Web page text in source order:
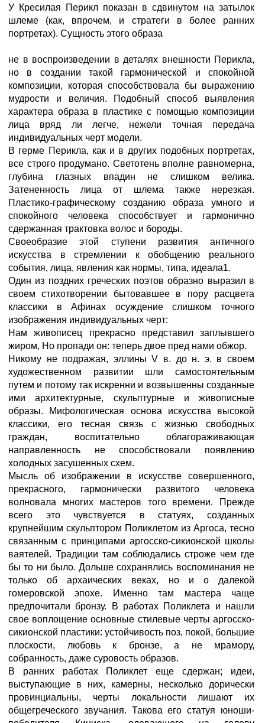
У Кресилая Перикл показан в сдвинутом на затылок
шлеме (как, впрочем, и стратеги в более ранних
портретах). Сущность этого образа
не в воспроизведении в деталях внешности Перикла,
но в создании такой гармонической и спокойной
композиции, которая способствовала бы выражению
мудрости и величия. Подобный способ выявления
характера образа в пластике с помощью композиции
лица вряд ли легче, нежели точная передача
индивидуальных черт модели.
В герме Перикла, как и в других подобных портретах,
все строго продумано. Светотень вполне равномерна,
глубина глазных впадин не слишком велика.
Затененность лица от шлема также нерезкая.
Пластико-графическому созданию образа умного и
спокойного человека способствует и гармонично
сдержанная трактовка волос и бороды.
Своеобразие этой ступени развития античного
искусства в стремлении к обобщению реального
события, лица, явления как нормы, типа, идеала1.
Один из поздних греческих поэтов образно выразил в
своем стихотворении бытовавшее в пору расцвета
классики в Афинах осуждение слишком точного
изображения индивидуальных черт:
Нам живописец прекрасно представил заплывшего
жиром, Но пропади он: теперь двое пред нами обжор.
Никому не подражая, эллины V в. до н. э. в своем
художественном развитии шли самостоятельным
путем и потому так искренни и возвышенны созданные
ими архитектурные, скульптурные и живописные
образы. Мифологическая основа искусства высокой
классики, его тесная связь с жизнью свободных
граждан, воспитательно облагораживающая
направленность не способствовали появлению
холодных засушенных схем.
Мысль об изображении в искусстве совершенного,
прекрасного, гармонически развитого человека
волновала многих мастеров того времени. Прежде
всего это чувствуется в статуях, созданных
крупнейшим скульптором Поликлетом из Аргоса, тесно
связанным с принципами аргосско-сикионской школы
ваятелей. Традиции там соблюдались строже чем где
бы то ни было. Дольше сохранялись воспоминания не
только об архаических веках, но и о далекой
гомеровской эпохе. Именно там мастера чаще
предпочитали бронзу. В работах Поликлета и нашли
свое воплощение основные стилевые черты аргосско-
сикионской пластики: устойчивость поз, покой, большие
плоскости, любовь к бронзе, а не мрамору,
собранность, даже суровость образов.
В ранних работах Поликлет еще сдержан; идеи,
выступающие в них, камерны, несколько дорически
провинциальны, черты локальности лишают их
общегреческого звучания. Такова его статуя юноши-